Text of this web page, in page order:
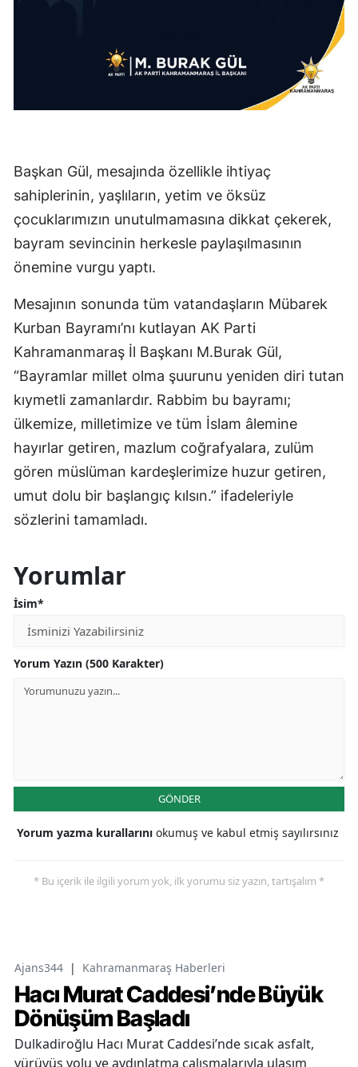
Başkan Gül, mesajında özellikle ihtiyaç
sahiplerinin, yaşlıların, yetim ve öksüz
çocuklarımızın unutulmamasına dikkat çekerek,
bayram sevincinin herkesle paylaşılmasının
önemine vurgu yaptı.
Mesajının sonunda tüm vatandaşların Mübarek
Kurban Bayramı’nı kutlayan AK Parti
Kahramanmaraş İl Başkanı M.Burak Gül,
“Bayramlar millet olma şuurunu yeniden diri tutan
kıymetli zamanlardır. Rabbim bu bayramı;
ülkemize, milletimize ve tüm İslam âlemine
hayırlar getiren, mazlum coğrafyalara, zulüm
gören müslüman kardeşlerimize huzur getiren,
umut dolu bir başlangıç kılsın.” ifadeleriyle
sözlerini tamamladı.
Yorumlar
İsim*
Yorum Yazın (500 Karakter)
GÖNDER
Yorum yazma kurallarını okumuş ve kabul etmiş sayılırsınız
* Bu içerik ile ilgili yorum yok, ilk yorumu siz yazın, tartışalım *
Ajans344 | Kahramanmaraş Haberleri
Hacı Murat Caddesi’nde Büyük
Dönüşüm Başladı
Dulkadiroğlu Hacı Murat Caddesi’nde sıcak asfalt,
yürüyüş yolu ve aydınlatma çalışmalarıyla ulaşım